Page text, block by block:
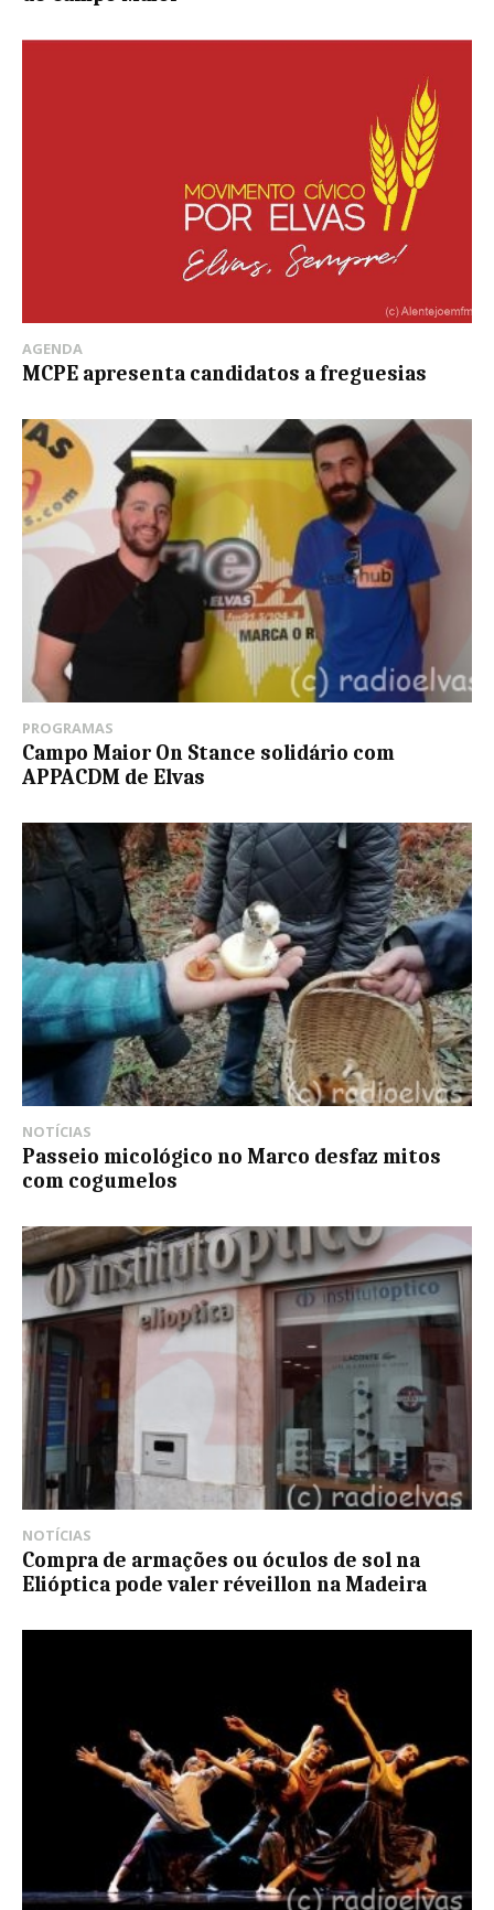
AGENDA
MCPE apresenta candidatos a freguesias
PROGRAMAS
Campo Maior On Stance solidário com
APPACDM de Elvas
NOTÍCIAS
Passeio micológico no Marco desfaz mitos
com cogumelos
NOTÍCIAS
Compra de armações ou óculos de sol na
Elióptica pode valer réveillon na Madeira